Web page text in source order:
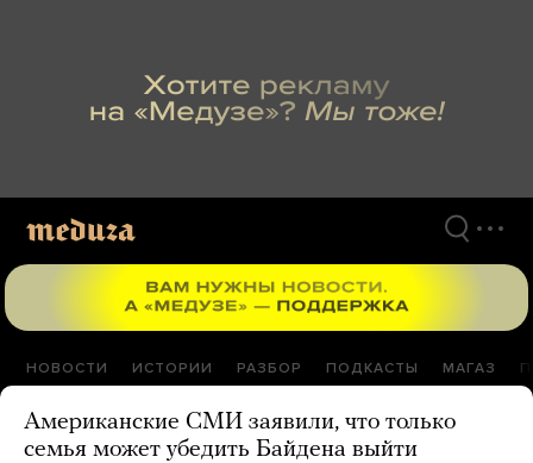
НОВОСТИ ИСТОРИИ РАЗБОР ПОДКАСТЫ МАГАЗ
Американские СМИ заявили, что только
семья может убедить Байдена выйти